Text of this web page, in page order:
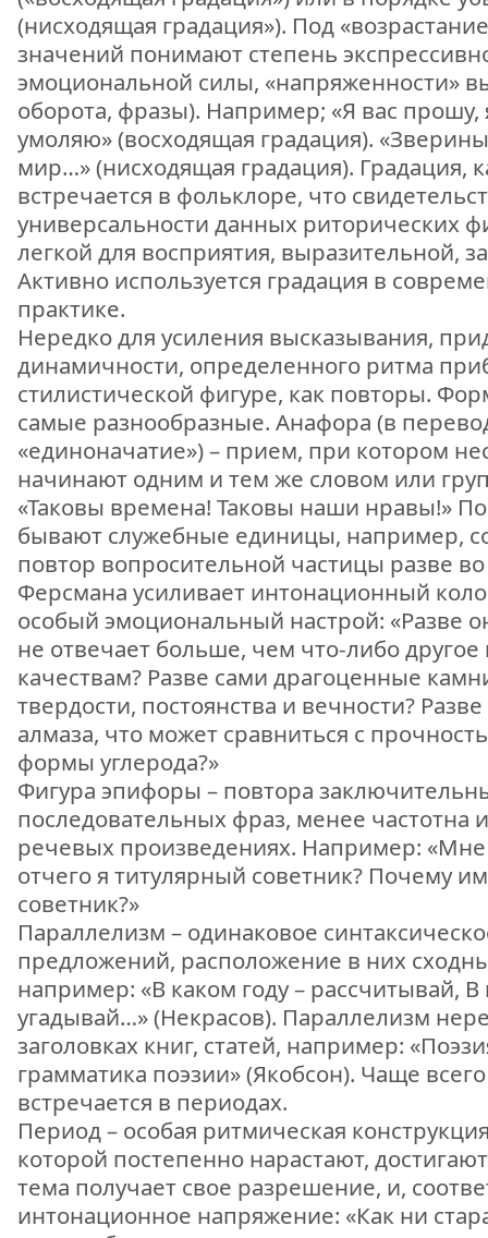
(нисходящая градация»). Под
значений понимают степень
эмоциональной силы, «напряженности»
оборота, фразы). Например; «Я вас прошу,
умоляю» (восходящая градация).
мир…» (нисходящая градация). Градация,
встречается в фольклоре, что
универсальности данных риторических
легкой для восприятия, выразительной,
Активно используется градация в
практике.
Нередко для усиления высказывания,
динамичности, определенного ритма
стилистической фигуре, как повторы.
самые разнообразные. Анафора (в
«единоначатие») – прием, при котором
начинают одним и тем же словом или
«Таковы времена! Таковы наши нравы!»
бывают служебные единицы, например,
повтор вопросительной частицы разве
Ферсмана усиливает интонационный
особый эмоциональный настрой: «Разве
не отвечает больше, чем что-либо
качествам? Разве сами драгоценные
твердости, постоянства и вечности?
алмаза, что может сравниться с
формы углерода?»
Фигура эпифоры – повтора
последовательных фраз, менее частотна
речевых произведениях. Например: «Мне
отчего я титулярный советник? Почему
советник?»
Параллелизм – одинаковое
предложений, расположение в них
например: «В каком году – рассчитывай, В
угадывай…» (Некрасов). Параллелизм
заголовках книг, статей, например:
грамматика поэзии» (Якобсон). Чаще
встречается в периодах.
Период – особая ритмическая
которой постепенно нарастают,
тема получает свое разрешение, и,
интонационное напряжение: «Как ни